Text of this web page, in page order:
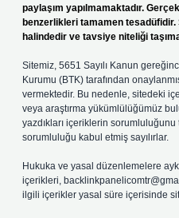
paylaşım yapılmamaktadır.
benzerlikleri tamamen
halindedir ve tavsiye niteliği
Sitemiz, 5651 Sayılı Kanun
Kurumu (BTK) tarafından
vermektedir. Bu nedenle, sitedeki
veya araştırma yükümlülüğümüz
yazdıkları içeriklerin
sorumluluğu kabul etmiş sayılırlar.
Hukuka ve yasal düzenlemelere
içerikleri,
ilgili içerikler yasal süre içerisinde